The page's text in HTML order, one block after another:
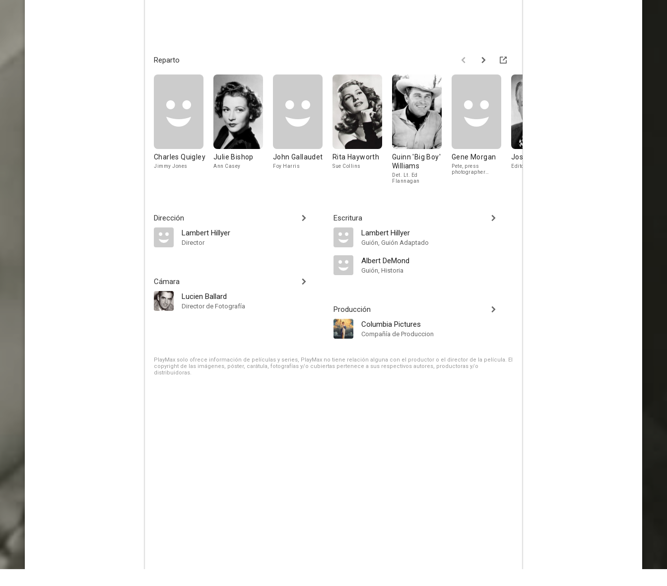
Reparto
Charles Quigley
Jimmy Jones
Julie Bishop
Ann Casey
John Gallaudet
Foy Harris
Rita Hayworth
Sue Collins
Guinn 'Big Boy'
Williams
Det. Lt. Ed
Flannagan
Gene Morgan
Pete, press
photographer
Joseph Crehan
Editor Brophy
Dirección
Lambert Hillyer
Director
Cámara
Lucien Ballard
Director de Fotografía
Escritura
Lambert Hillyer
Guión, Guión Adaptado
Albert DeMond
Guión, Historia
Producción
Columbia Pictures
Compañía de Produccion
PlayMax solo ofrece información de películas y series, PlayMax no tiene relación alguna con el productor o el director de la película. El
copyright de las imágenes, póster, carátula, fotografías y/o cubiertas pertenece a sus respectivos autores, productoras y/o
distribuidoras.